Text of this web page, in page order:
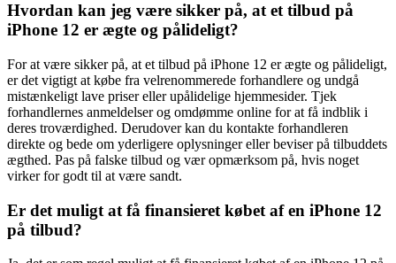
Hvordan kan jeg være sikker på, at et tilbud på
iPhone 12 er ægte og pålideligt?
For at være sikker på, at et tilbud på iPhone 12 er ægte og pålideligt,
er det vigtigt at købe fra velrenommerede forhandlere og undgå
mistænkeligt lave priser eller upålidelige hjemmesider. Tjek
forhandlernes anmeldelser og omdømme online for at få indblik i
deres troværdighed. Derudover kan du kontakte forhandleren
direkte og bede om yderligere oplysninger eller beviser på tilbuddets
ægthed. Pas på falske tilbud og vær opmærksom på, hvis noget
virker for godt til at være sandt.
Er det muligt at få finansieret købet af en iPhone 12
på tilbud?